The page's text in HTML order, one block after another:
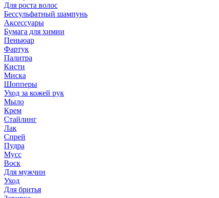
Для роста волос
Бессульфатный шампунь
Аксессуары
Бумага для химии
Пеньюар
Фартук
Палитра
Кисти
Миска
Шопперы
Уход за кожей рук
Мыло
Крем
Стайлинг
Лак
Спрей
Пудра
Мусс
Воск
Для мужчин
Уход
Для бритья